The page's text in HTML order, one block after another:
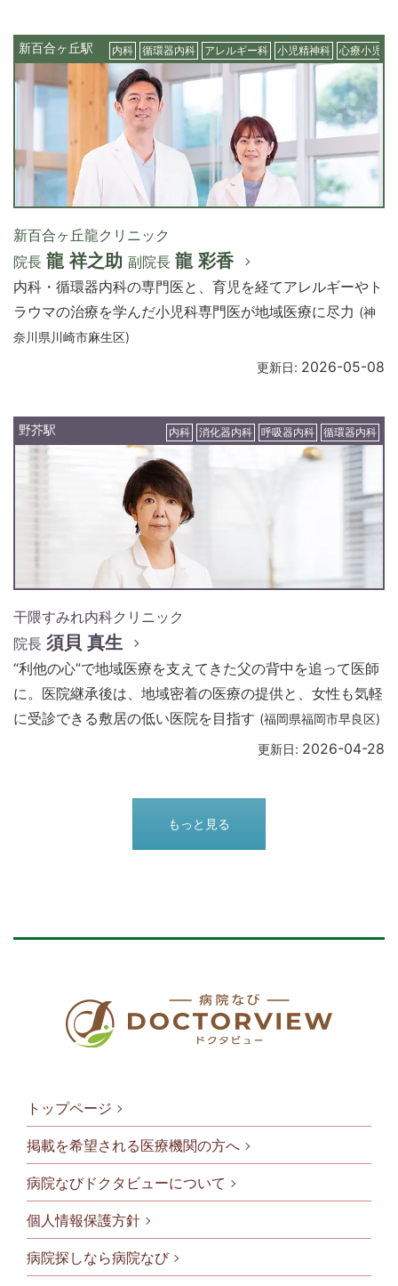
新百合ヶ丘龍クリニック
院長 龍 祥之助 副院長 龍 彩香
内科・循環器内科の専門医と、育児を経てアレルギーやト
ラウマの治療を学んだ小児科専門医が地域医療に尽力 (神
奈川県川崎市麻生区)
新百合ヶ丘駅 内科 循環器内科 アレルギー科 小児精神科 心療小児科
更新日: 2026-05-08
干隈すみれ内科クリニック
院長 須貝 真生
“利他の心”で地域医療を支えてきた父の背中を追って医師
に。医院継承後は、地域密着の医療の提供と、女性も気軽
に受診できる敷居の低い医院を目指す (福岡県福岡市早良区)
野芥駅 内科 消化器内科 呼吸器内科 循環器内科
更新日: 2026-04-28
もっと見る
フッタメニ
トップページ
掲載を希望される医療機関の方へ
病院なびドクタビューについて
個人情報保護方針
病院探しなら病院なび